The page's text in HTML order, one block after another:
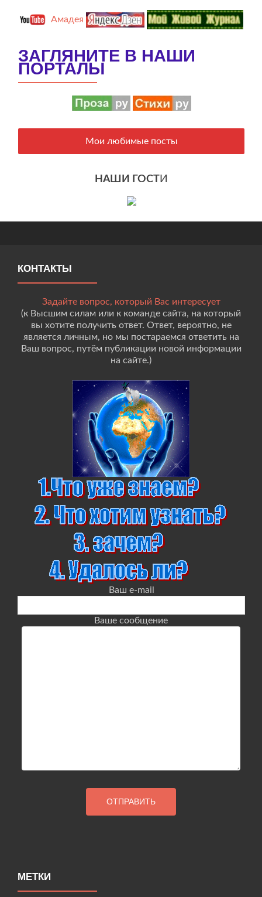
Амадея
ЗАГЛЯНИТЕ В НАШИ
ПОРТАЛЫ
Мои любимые посты
НАШИ ГОСТИ
КОНТАКТЫ
Задайте вопрос, который Вас интересует
(к Высшим силам или к команде сайта, на который
вы хотите получить ответ. Ответ, вероятно, не
является личным, но мы постараемся ответить на
Ваш вопрос, путём публикации новой информации
на сайте.)
Ваш e-mail
Ваше сообщение
МЕТКИ